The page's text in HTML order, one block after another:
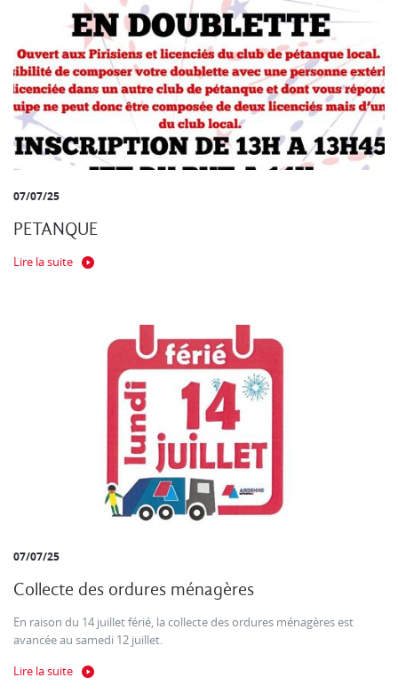
07/07/25
PETANQUE
Lire la suite
07/07/25
Collecte des ordures ménagères
En raison du 14 juillet férié, la collecte des ordures ménagères est
avancée au samedi 12 juillet.
Lire la suite